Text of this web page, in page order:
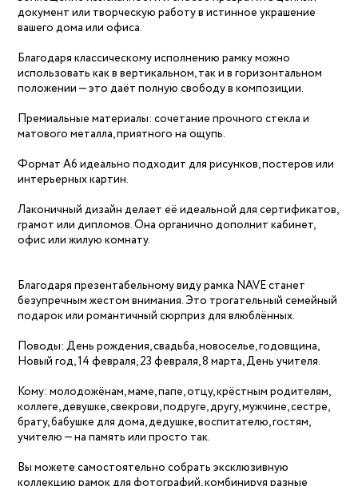
документ или творческую работу в истинное украшение
вашего дома или офиса.
Благодаря классическому исполнению рамку можно
использовать как в вертикальном, так и в горизонтальном
положении — это даёт полную свободу в композиции.
Премиальные материалы: сочетание прочного стекла и
матового металла, приятного на ощупь.
Формат А6 идеально подходит для рисунков, постеров или
интерьерных картин.
Лаконичный дизайн делает её идеальной для сертификатов,
грамот или дипломов. Она органично дополнит кабинет,
офис или жилую комнату.
Благодаря презентабельному виду рамка NAVE станет
безупречным жестом внимания. Это трогательный семейный
подарок или романтичный сюрприз для влюблённых.
Поводы: День рождения, свадьба, новоселье, годовщина,
Новый год, 14 февраля, 23 февраля, 8 марта, День учителя.
Кому: молодожёнам, маме, папе, отцу, крёстным родителям,
коллеге, девушке, свекрови, подруге, другу, мужчине, сестре,
брату, бабушке для дома, дедушке, воспитателю, гостям,
учителю — на память или просто так.
Вы можете самостоятельно собрать эксклюзивную